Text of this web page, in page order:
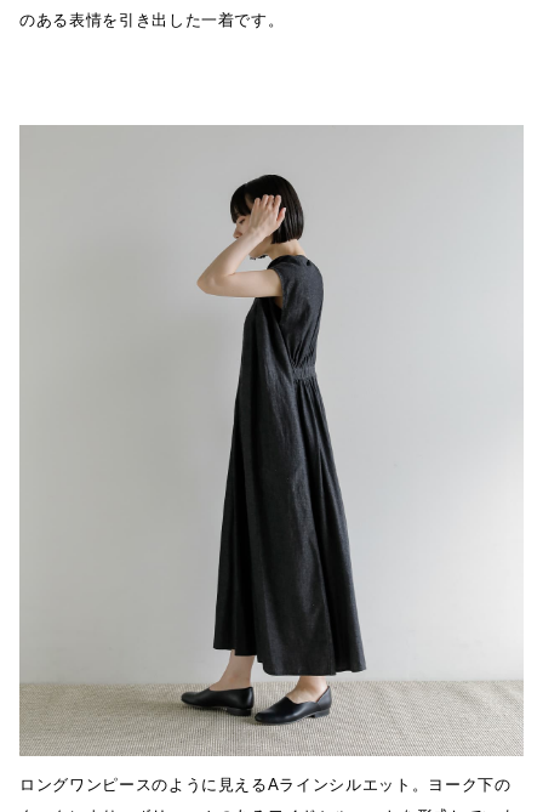
のある表情を引き出した一着です。
ロングワンピースのように見えるAラインシルエット。ヨーク下の